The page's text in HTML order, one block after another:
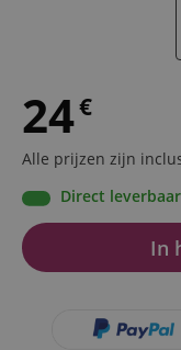
24€
Alle prijzen zijn
Direct
In